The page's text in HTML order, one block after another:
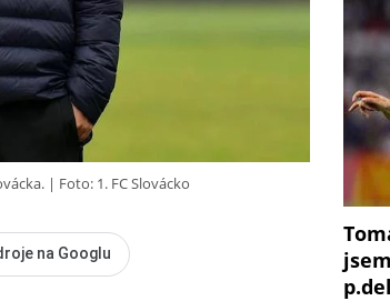
Foto: 1. FC Slovácko
na Googlu
p.del